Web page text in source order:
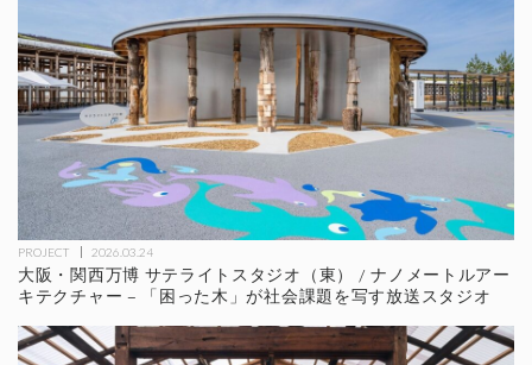
PROJECT 2026.03.24
大阪・関西万博 サテライトスタジオ（東） / ナノメートルアー
キテクチャー – 「困った木」が社会課題を写す放送スタジオ